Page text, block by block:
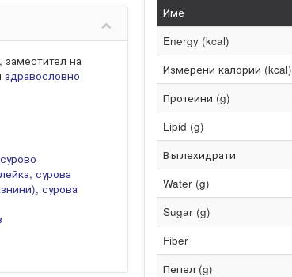
заместител на
здравословно
сурова
сурова
Име
Energy (kcal)
Измерени калории (kcal)
Протеини (g)
Lipid (g)
Въглехидрати
Water (g)
Sugar (g)
Fiber
Пепел (g)